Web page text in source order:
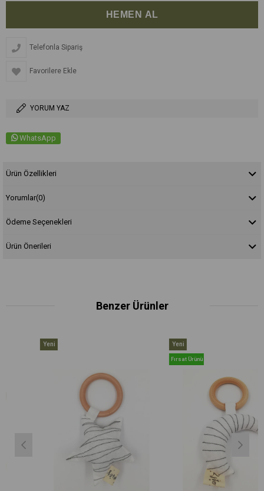
Telefonla Sipariş
Favorilere Ekle
YORUM YAZ
WhatsApp
Ürün Özellikleri
Yorumlar(0)
Ödeme Seçenekleri
Ürün Önerileri
Benzer Ürünler
Fırsat Ürünü